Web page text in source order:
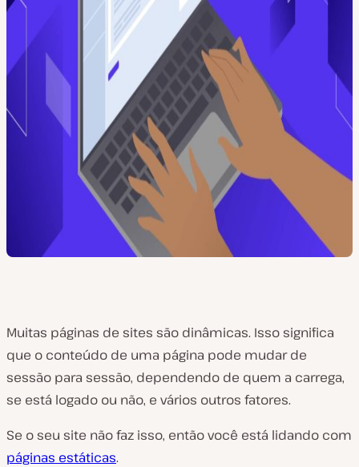
Muitas páginas de sites são dinâmicas. Isso significa
que o conteúdo de uma página pode mudar de
sessão para sessão, dependendo de quem a carrega,
se está logado ou não, e vários outros fatores.
Se o seu site não faz isso, então você está lidando com
páginas estáticas.